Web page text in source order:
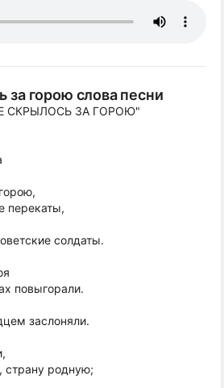
за горою слова песни
СКРЫЛОСЬ ЗА ГОРОЮ"
перекаты,
солдаты.
повыгорали.
заслоняли.
родную;